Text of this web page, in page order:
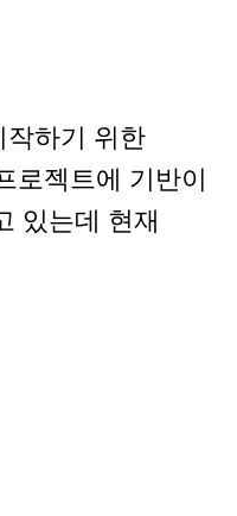
작하기 위한
로젝트에 기반이
있는데 현재